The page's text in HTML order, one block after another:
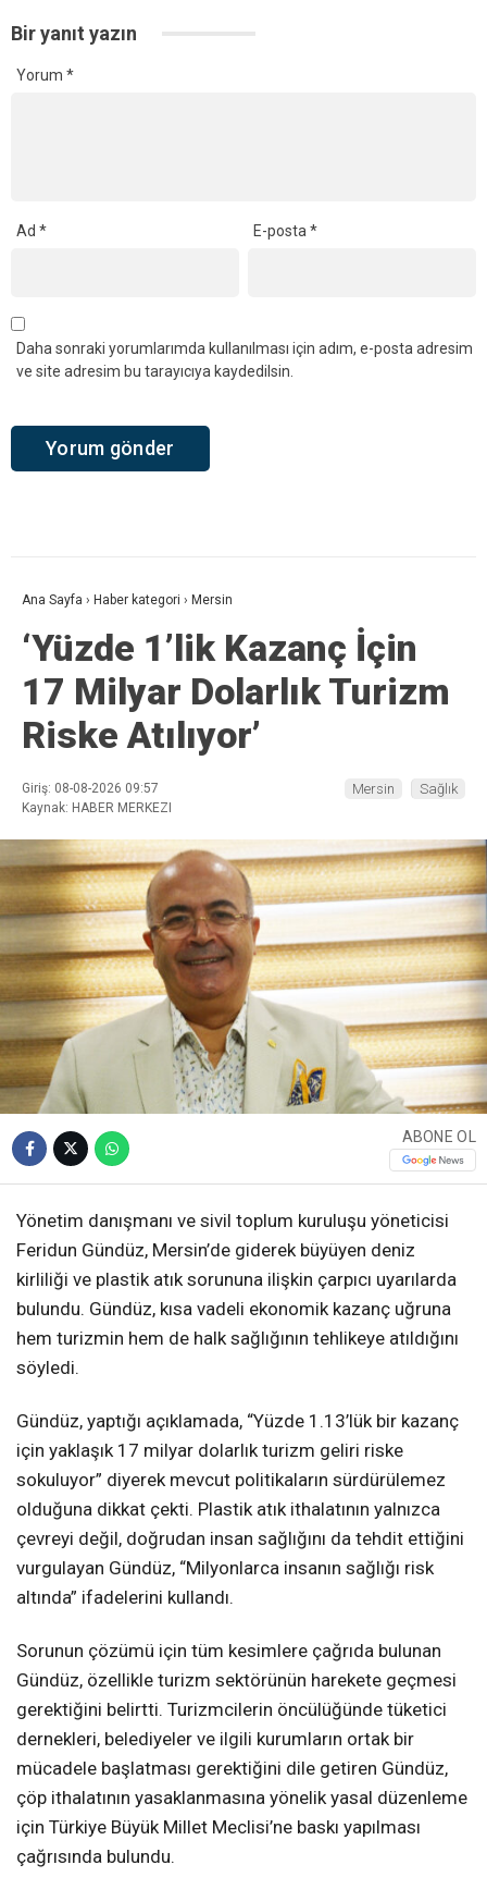
Bir yanıt yazın
Yorum *
Ad * E-posta*
Daha sonraki yorumlarımda kullanılması için adım, e-posta adresim
ve site adresim bu tarayıcıya kaydedilsin.
Ana Sayfa › Haber kategori › Mersin
‘Yüzde 1’lik Kazanç İçin
17 Milyar Dolarlık Turizm
Riske Atılıyor’
Giriş: 08-08-2026 09:57
Kaynak: HABER MERKEZI
Mersin Sağlık
ABONE OL
Yönetim danışmanı ve sivil toplum kuruluşu yöneticisi
Feridun Gündüz, Mersin’de giderek büyüyen deniz
kirliliği ve plastik atık sorununa ilişkin çarpıcı uyarılarda
bulundu. Gündüz, kısa vadeli ekonomik kazanç uğruna
hem turizmin hem de halk sağlığının tehlikeye atıldığını
söyledi.
Gündüz, yaptığı açıklamada, “Yüzde 1.13’lük bir kazanç
için yaklaşık 17 milyar dolarlık turizm geliri riske
sokuluyor” diyerek mevcut politikaların sürdürülemez
olduğuna dikkat çekti. Plastik atık ithalatının yalnızca
çevreyi değil, doğrudan insan sağlığını da tehdit ettiğini
vurgulayan Gündüz, “Milyonlarca insanın sağlığı risk
altında” ifadelerini kullandı.
Sorunun çözümü için tüm kesimlere çağrıda bulunan
Gündüz, özellikle turizm sektörünün harekete geçmesi
gerektiğini belirtti. Turizmcilerin öncülüğünde tüketici
dernekleri, belediyeler ve ilgili kurumların ortak bir
mücadele başlatması gerektiğini dile getiren Gündüz,
çöp ithalatının yasaklanmasına yönelik yasal düzenleme
için Türkiye Büyük Millet Meclisi’ne baskı yapılması
çağrısında bulundu.